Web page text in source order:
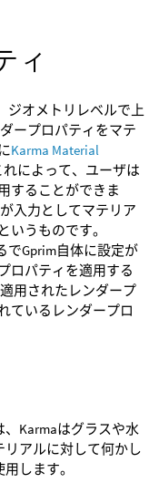
ィ
ジオメトリレベルで上
ープロパティをマテ
Karma Material
によって、ユーザは
することができま
入力としてマテリア
いうものです。
でGprim自体に設定が
ロパティを適用する
用されたレンダープ
ているレンダープロ
Karmaはグラスや水
リアルに対して何かし
します。